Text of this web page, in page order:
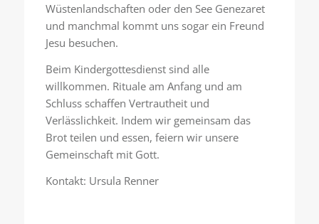
Wüstenlandschaften oder den See Genezaret
und manchmal kommt uns sogar ein Freund
Jesu besuchen.
Beim Kindergottesdienst sind alle
willkommen. Rituale am Anfang und am
Schluss schaffen Vertrautheit und
Verlässlichkeit. Indem wir gemeinsam das
Brot teilen und essen, feiern wir unsere
Gemeinschaft mit Gott.
Kontakt: Ursula Renner